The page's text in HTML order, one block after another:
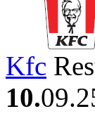
Kfc
10.